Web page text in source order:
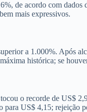
de acordo com
mais expressivos.
a 1.000%. Após
histórica; se
o recorde de US$
para US$ 4,15; rejeição